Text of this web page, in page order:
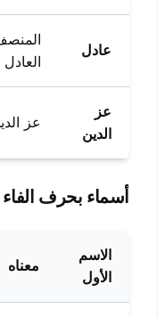
عادل
العادل
عز
الدين
عز
أسماء بحرف
الاسم
الأول
معناه